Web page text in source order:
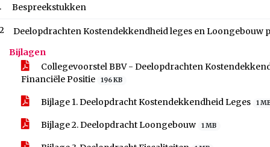
Bespreekstukken
Deelopdrachten Kostendekkendheid leges en Loongebouw
Bijlagen
Collegevoorstel BBV - Deelopdrachten
Financiële Positie
196 KB
Bijlage 1. Deelopdracht Kostendekkendheid Leges 1
Bijlage 2. Deelopdracht Loongebouw 1 MB